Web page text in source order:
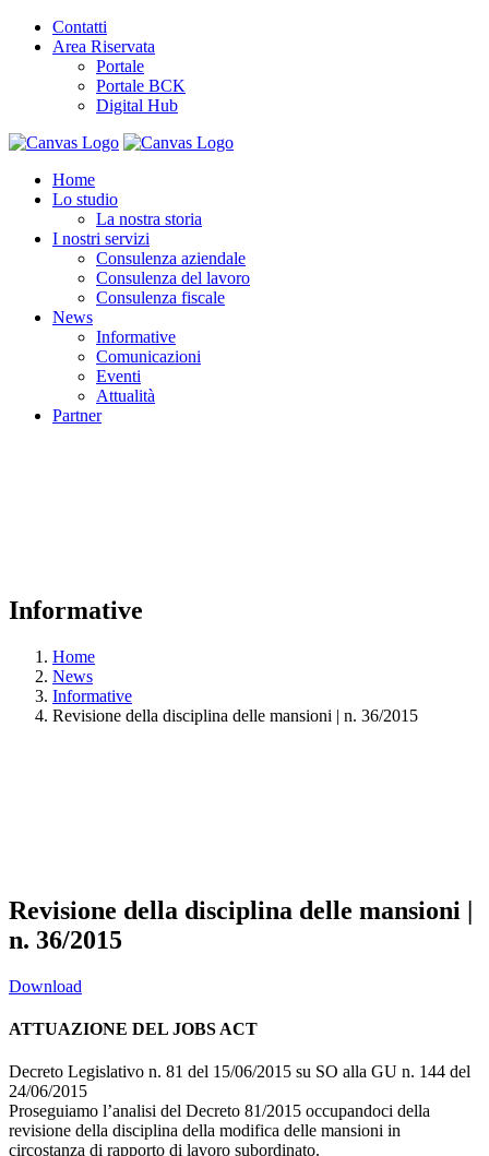
Contatti
Area Riservata
Portale
Portale BCK
Digital Hub
Home
Lo studio
La nostra storia
I nostri servizi
Consulenza aziendale
Consulenza del lavoro
Consulenza fiscale
News
Informative
Comunicazioni
Eventi
Attualità
Partner
Informative
Home
News
Informative
Revisione della disciplina delle mansioni | n. 36/2015
Revisione della disciplina delle mansioni |
n. 36/2015
Download
ATTUAZIONE DEL JOBS ACT
Decreto Legislativo n. 81 del 15/06/2015 su SO alla GU n. 144 del
24/06/2015
Proseguiamo l’analisi del Decreto 81/2015 occupandoci della
revisione della disciplina della modifica delle mansioni in
circostanza di rapporto di lavoro subordinato.